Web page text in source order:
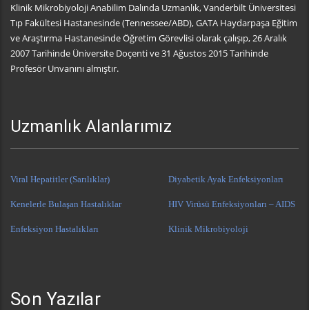
Klinik Mikrobiyoloji Anabilim Dalında Uzmanlık, Vanderbilt Üniversitesi
Tıp Fakültesi Hastanesinde (Tennessee/ABD), GATA Haydarpaşa Eğitim
ve Araştırma Hastanesinde Öğretim Görevlisi olarak çalışıp, 26 Aralık
2007 Tarihinde Üniversite Doçenti ve 31 Ağustos 2015 Tarihinde
Profesör Unvanını almıştır.
Uzmanlık Alanlarımız
Viral Hepatitler (Sarılıklar) Diyabetik Ayak Enfeksiyonları
Kenelerle Bulaşan Hastalıklar HIV Virüsü Enfeksiyonları – AIDS
Enfeksiyon Hastalıkları Klinik Mikrobiyoloji
Son Yazılar